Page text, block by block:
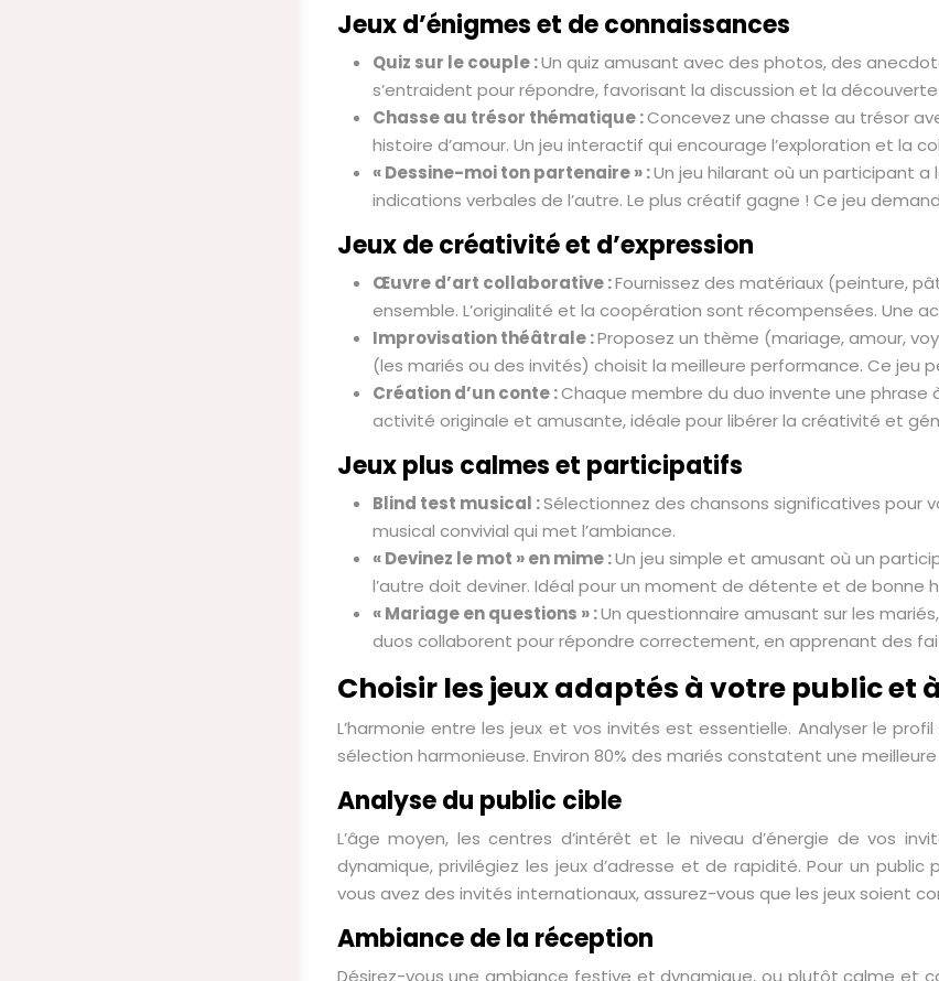
Jeux d’énigmes et de connaissances
Quiz sur le couple :Un quiz amusant avec des photos, des
s’entraident pour répondre, favorisant la discussion et la
Chasse au trésor thématique :Concevez une chasse au trésor
histoire d’amour. Un jeu interactif qui encourage l’exploration et la
« Dessine-moi ton partenaire » :Un jeu hilarant où un participant
indications verbales de l’autre. Le plus créatif gagne ! Ce jeu
Jeux de créativité et d’expression
Œuvre d’art collaborative :Fournissez des matériaux (peinture,
ensemble. L’originalité et la coopération sont récompensées. Une
Improvisation théâtrale :Proposez un thème (mariage, amour,
(les mariés ou des invités) choisit la meilleure performance. Ce jeu
Création d’un conte :Chaque membre du duo invente une phrase
activité originale et amusante, idéale pour libérer la créativité et
Jeux plus calmes et participatifs
Blind test musical :Sélectionnez des chansons significatives pour
musical convivial qui met l’ambiance.
« Devinez le mot » en mime :Un jeu simple et amusant où un
l’autre doit deviner. Idéal pour un moment de détente et de bonne
« Mariage en questions » :Un questionnaire amusant sur les
duos collaborent pour répondre correctement, en apprenant des
Choisir les jeux adaptés à votre public et
L’harmonie entre les jeux et vos invités est essentielle. Analyser le
sélection harmonieuse. Environ 80% des mariés constatent une
Analyse du public cible
L’âge moyen, les centres d’intérêt et le niveau d’énergie de vos
dynamique, privilégiez les jeux d’adresse et de rapidité. Pour un
vous avez des invités internationaux, assurez-vous que les jeux soient
Ambiance de la réception
Désirez-vous une ambiance festive et dynamique, ou plutôt calme et